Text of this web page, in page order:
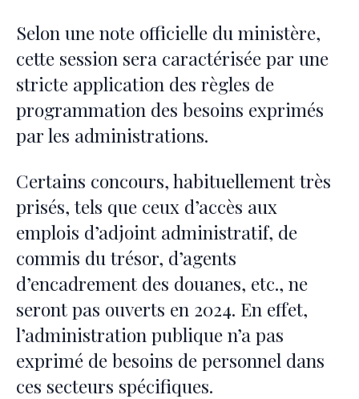
Selon une note officielle du ministère,
cette session sera caractérisée par une
stricte application des règles de
programmation des besoins exprimés
par les administrations.
Certains concours, habituellement très
prisés, tels que ceux d’accès aux
emplois d’adjoint administratif, de
commis du trésor, d’agents
d’encadrement des douanes, etc., ne
seront pas ouverts en 2024. En effet,
l’administration publique n’a pas
exprimé de besoins de personnel dans
ces secteurs spécifiques.